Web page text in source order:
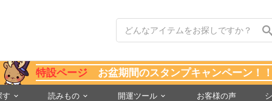
特設ページ お盆期間のスタンプキャンペーン！
す 読みもの 開運ツール お客様の声